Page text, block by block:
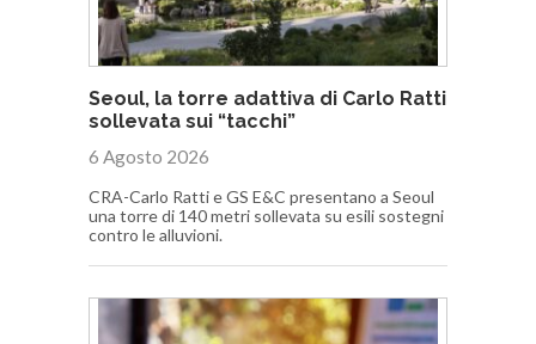
Seoul, la torre adattiva di Carlo Ratti
sollevata sui “tacchi”
6 Agosto 2026
CRA-Carlo Ratti e GS E&C presentano a Seoul
una torre di 140 metri sollevata su esili sostegni
contro le alluvioni.